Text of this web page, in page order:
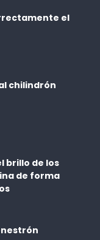
el
chilindrón
brillo de los
de forma